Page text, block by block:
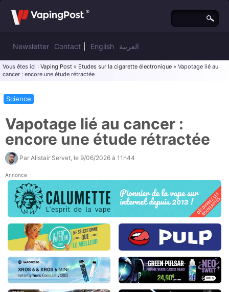
Newsletter Contact English العربية
Vous êtes ici : Vaping Post » Etudes sur la cigarette électronique » Vapotage lié au
cancer : encore une étude rétractée
Science
Vapotage lié au cancer :
encore une étude rétractée
Par Alistair Servet , le 9/06/2026 à 11h44
Annonce